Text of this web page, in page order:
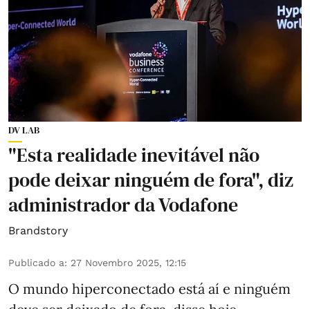
DV LAB
"Esta realidade inevitável não
pode deixar ninguém de fora", diz
administrador da Vodafone
Brandstory
Publicado a: 27 Novembro 2025, 12:15
O mundo hiperconectado está aí e ninguém